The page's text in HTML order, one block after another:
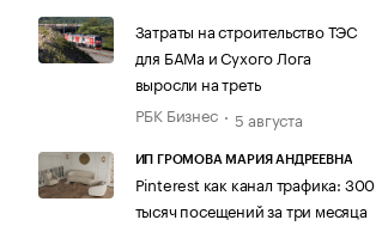
Затраты на строительство ТЭС
для БАМа и Сухого Лога
выросли на треть
РБК Бизнес
5 августа
ИП ГРОМОВА МАРИЯ АНДРЕЕВНА
Pinterest как канал трафика: 300
тысяч посещений за три месяца